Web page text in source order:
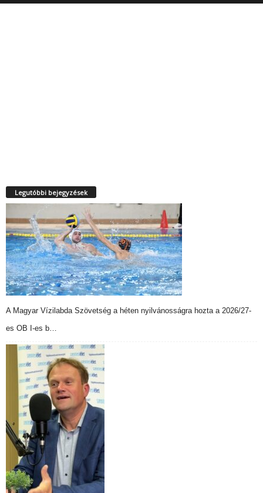
Legutóbbi bejegyzések
A Magyar Vízilabda Szövetség a héten nyilvánosságra hozta a 2026/27-
es OB I-es b…